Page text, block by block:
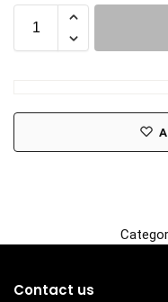
Contact us